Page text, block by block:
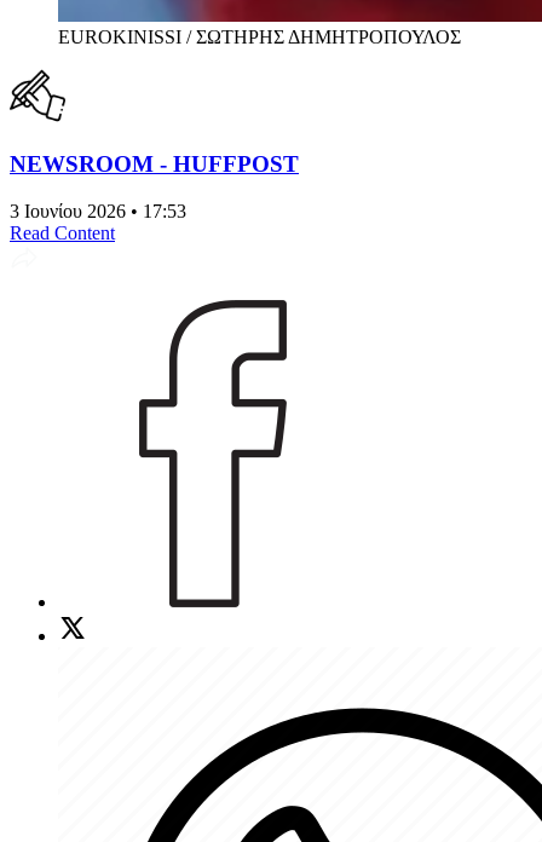
EUROKINISSI / ΣΩΤΗΡΗΣ ΔΗΜΗΤΡΟΠΟΥΛΟΣ
NEWSROOM - HUFFPOST
3 Ιουνίου 2026 • 17:53
Read Content